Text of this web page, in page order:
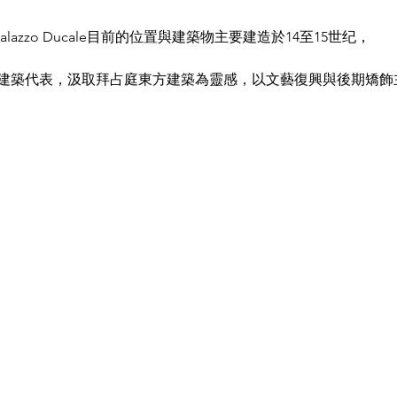
Ducale目前的位置與建築物主要建造於14至15世纪，
築代表，汲取拜占庭東方建築為靈感，以文藝復興與後期矯飾